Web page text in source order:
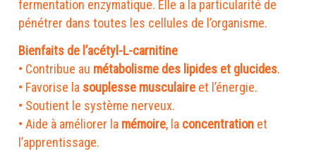
fermentation enzymatique. Elle a la particularité de
pénétrer dans toutes les cellules de l’organisme.
Bienfaits de l’acétyl-L-carnitine
• Contribue au métabolisme des lipides et glucides.
• Favorise la souplesse musculaire et l’énergie.
• Soutient le système nerveux.
• Aide à améliorer la mémoire, la concentration et
l’apprentissage.